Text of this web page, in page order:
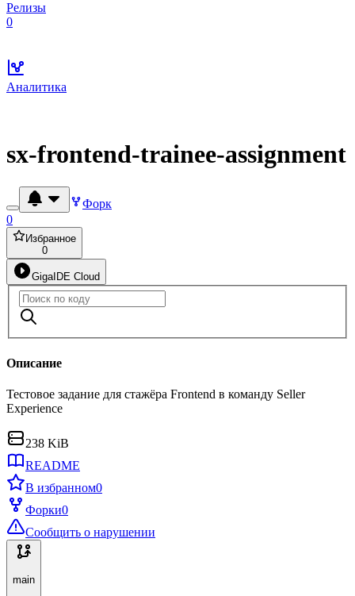
Релизы
0
Аналитика
sx-frontend-trainee-assignment
Форк
0
Избранное
0
GigaIDE Cloud
Описание
Тестовое задание для стажёра Frontend в команду Seller
Experience
238 KiB
README
В избранном0
Форки0
Сообщить о нарушении
main